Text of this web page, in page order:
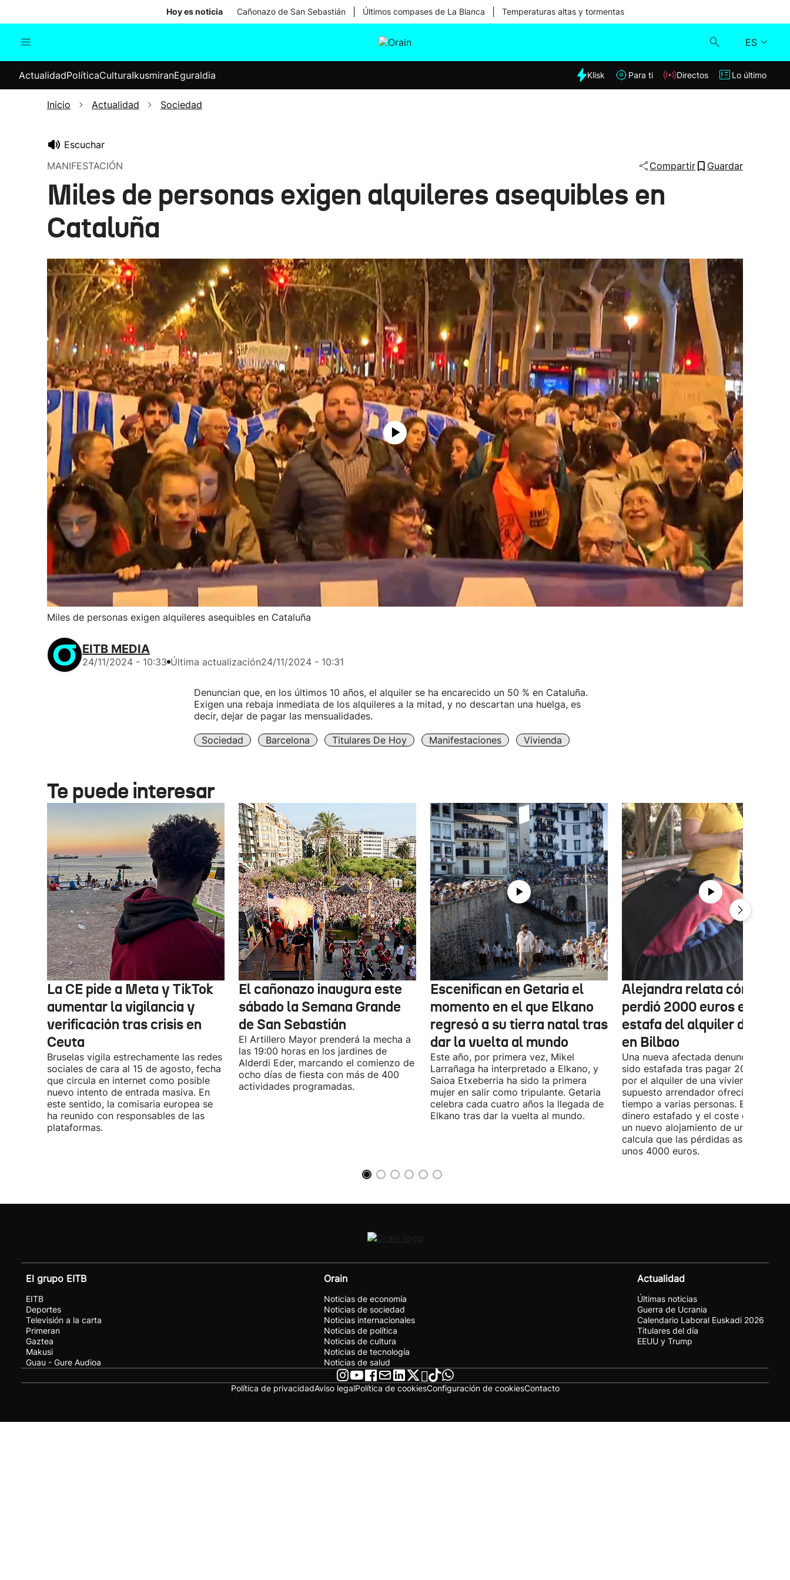
Hoy es noticia Cañonazo de San Sebastián Últimos compases de La Blanca Temperaturas altas y tormentas
ES
Internacional
Elecciones
Klisk
ActualidadPolíticaCulturaIkusmiranEguraldia Klisk Para ti Directos Lo último
Inicio Actualidad Sociedad
Escuchar
MANIFESTACIÓN
Compartir Guardar
Miles de personas exigen alquileres asequibles en
Cataluña
Miles de personas exigen alquileres asequibles en Cataluña
EITB MEDIA
24/11/2024 - 10:33 Última actualización24/11/2024 - 10:31
Denuncian que, en los últimos 10 años, el alquiler se ha encarecido un 50 % en Cataluña.
Exigen una rebaja inmediata de los alquileres a la mitad, y no descartan una huelga, es
decir, dejar de pagar las mensualidades.
Sociedad Barcelona Titulares De Hoy Manifestaciones Vivienda
Te puede interesar
La CE pide a Meta y TikTok
aumentar la vigilancia y
verificación tras crisis en
Ceuta
Bruselas vigila estrechamente las redes
sociales de cara al 15 de agosto, fecha
que circula en internet como posible
nuevo intento de entrada masiva. En
este sentido, la comisaria europea se
ha reunido con responsables de las
plataformas.
El cañonazo inaugura este
sábado la Semana Grande
de San Sebastián
El Artillero Mayor prenderá la mecha a
las 19:00 horas en los jardines de
Alderdi Eder, marcando el comienzo de
ocho días de fiesta con más de 400
actividades programadas.
Escenifican en Getaria el
momento en el que Elkano
regresó a su tierra natal tras
dar la vuelta al mundo
Este año, por primera vez, Mikel
Larrañaga ha interpretado a Elkano, y
Saioa Etxeberria ha sido la primera
mujer en salir como tripulante. Getaria
celebra cada cuatro años la llegada de
Elkano tras dar la vuelta al mundo.
Alejandra relata cómo
perdió 2000 euros en la
estafa del alquiler de un
en Bilbao
Una nueva afectada denuncia haber
sido estafada tras pagar 2000 euros
por el alquiler de una vivienda que el
supuesto arrendador ofrecía al
tiempo a varias personas. Entre el
dinero estafado y el coste de
un nuevo alojamiento de urgencia,
calcula que las pérdidas ascienden a
unos 4000 euros.
El grupo EITB
EITB
Deportes
Televisión a la carta
Primeran
Gaztea
Makusi
Guau - Gure Audioa
Orain
Noticias de economía
Noticias de sociedad
Noticias internacionales
Noticias de política
Noticias de cultura
Noticias de tecnología
Noticias de salud
Actualidad
Últimas noticias
Guerra de Ucrania
Calendario Laboral Euskadi 2026
Titulares del día
EEUU y Trump
Política de privacidadAviso legalPolítica de cookiesConfiguración de cookiesContacto